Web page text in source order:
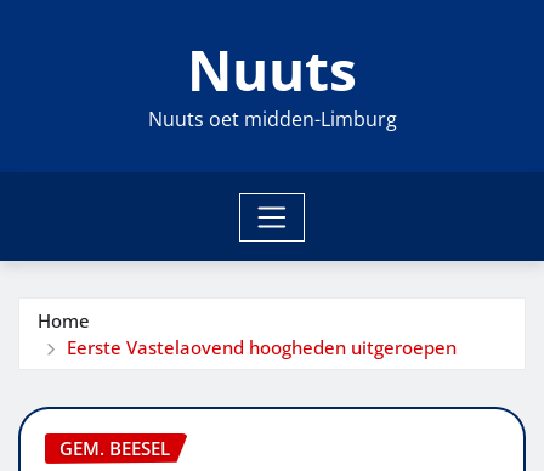
Nuuts
Nuuts oet midden-Limburg
Home
Eerste Vastelaovend hoogheden uitgeroepen
GEM. BEESEL